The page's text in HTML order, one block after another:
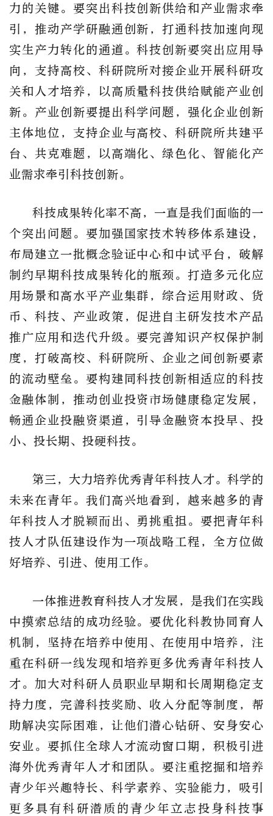
力的关键。要突出科技创新供给和产业需求牵
引，推动产学研融通创新，打通科技加速向现
实生产力转化的通道。科技创新要突出应用导
向，支持高校、科研院所对接企业开展科研攻
关和人才培养，以高质量科技供给赋能产业创
新。产业创新要提出科学问题，强化企业创新
主体地位，支持企业与高校、科研院所共建平
台、共克难题，以高端化、绿色化、智能化产
业需求牵引科技创新。
科技成果转化率不高，一直是我们面临的一
个突出问题。要加强国家技术转移体系建设，
布局建立一批概念验证中心和中试平台，破解
制约早期科技成果转化的瓶颈。打造多元化应
用场景和高水平产业集群，综合运用财政、货
币、科技、产业政策，促进自主研发技术产品
推广应用和迭代升级。要完善知识产权保护制
度，打破高校、科研院所、企业之间创新要素
的流动壁垒。要构建同科技创新相适应的科技
金融体制，推动创业投资市场健康稳定发展，
畅通企业投融资渠道，引导金融资本投早、投
小、投长期、投硬科技。
第三，大力培养优秀青年科技人才。科学的
未来在青年。我们高兴地看到，越来越多的青
年科技人才脱颖而出、勇挑重担。要把青年科
技人才队伍建设作为一项战略工程，全方位做
好培养、引进、使用工作。
一体推进教育科技人才发展，是我们在实践
中摸索总结的成功经验。要优化科教协同育人
机制，坚持在培养中使用、在使用中培养，注
重在科研一线发现和培养更多优秀青年科技人
才。加大对科研人员职业早期和长周期稳定支
持力度，完善科技奖励、收入分配等制度，帮
助解决实际困难，让他们潜心钻研、安身安心
安业。要抓住全球人才流动窗口期，积极引进
海外优秀青年人才和团队。要注重挖掘和培养
青少年兴趣特长、科学素养、实验能力，吸引
更多具有科研潜质的青少年立志投身科技事